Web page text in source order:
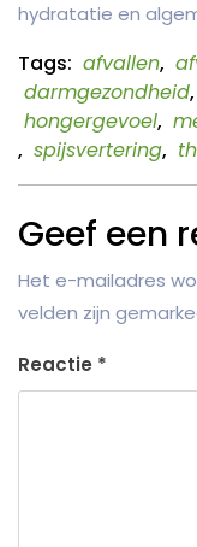
hydratatie en
Tags: afvallen,
darmgezondheid,
hongergevoel,
, spijsvertering,
Geef een
Het e-mailadres
velden zijn
Reactie *